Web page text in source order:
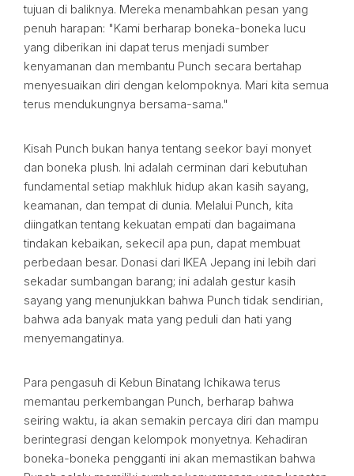
tujuan di baliknya. Mereka menambahkan pesan yang
penuh harapan: "Kami berharap boneka-boneka lucu
yang diberikan ini dapat terus menjadi sumber
kenyamanan dan membantu Punch secara bertahap
menyesuaikan diri dengan kelompoknya. Mari kita semua
terus mendukungnya bersama-sama."
Kisah Punch bukan hanya tentang seekor bayi monyet
dan boneka plush. Ini adalah cerminan dari kebutuhan
fundamental setiap makhluk hidup akan kasih sayang,
keamanan, dan tempat di dunia. Melalui Punch, kita
diingatkan tentang kekuatan empati dan bagaimana
tindakan kebaikan, sekecil apa pun, dapat membuat
perbedaan besar. Donasi dari IKEA Jepang ini lebih dari
sekadar sumbangan barang; ini adalah gestur kasih
sayang yang menunjukkan bahwa Punch tidak sendirian,
bahwa ada banyak mata yang peduli dan hati yang
menyemangatinya.
Para pengasuh di Kebun Binatang Ichikawa terus
memantau perkembangan Punch, berharap bahwa
seiring waktu, ia akan semakin percaya diri dan mampu
berintegrasi dengan kelompok monyetnya. Kehadiran
boneka-boneka pengganti ini akan memastikan bahwa